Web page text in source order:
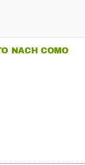
NACH COMO